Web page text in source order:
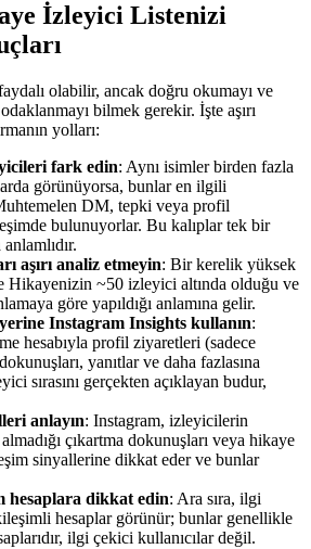
İzleyici Listenizi
olabilir, ancak doğru okumayı ve
bilmek gerekir. İşte aşırı
yolları:
fark edin: Aynı isimler birden fazla
görünüyorsa, bunlar en ilgili
DM, tepki veya profil
bulunuyorlar. Bu kalıplar tek bir
aşırı analiz etmeyin: Bir kerelik yüksek
Hikayenizin ~50 izleyici altında olduğu ve
göre yapıldığı anlamına gelir.
Instagram Insights kullanın:
hesabıyla profil ziyaretleri (sadece
yanıtlar ve daha fazlasına
sırasını gerçekten açıklayan budur,
anlayın: Instagram, izleyicilerin
çıkartma dokunuşları veya hikaye
sinyallerine dikkat eder ve bunlar
hesaplara dikkat edin: Ara sıra, ilgi
hesaplar görünür; bunlar genellikle
ilgi çekici kullanıcılar değil.